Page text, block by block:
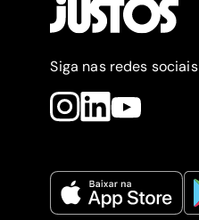
Siga nas redes sociais